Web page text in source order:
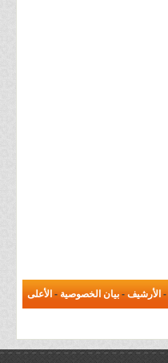
- الأرشيف - بيان الخصوصية - الأعلى